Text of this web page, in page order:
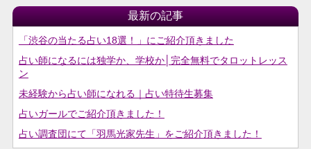
最新の記事
「渋谷の当たる占い18選！」にご紹介頂きました
占い師になるには独学か、学校か│完全無料でタロットレッス
ン
未経験から占い師になれる｜占い特待生募集
占いガールでご紹介頂きました！
占い調査団にて「羽馬光家先生」をご紹介頂きました！